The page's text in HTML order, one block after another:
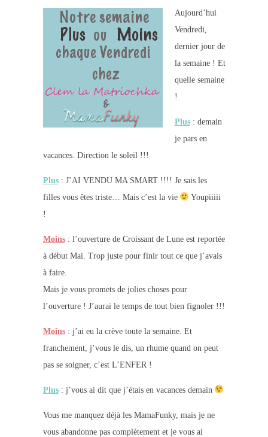
Aujourd’hui
Vendredi,
dernier jour de
la semaine ! Et
quelle semaine
!
Plus: demain
je pars en
vacances. Direction le soleil !!!
Plus: J’AI VENDU MA SMART !!!! Je sais les
filles vous êtes triste… Mais c’est la vie
Youpiiiii
!
Moins: l’ouverture de Croissant de Lune est reportée
à début Mai. Trop juste pour finir tout ce que j’avais
à faire.
Mais je vous promets de jolies choses pour
l’ouverture ! J’aurai le temps de tout bien fignoler !!!
Moins: j’ai eu la crève toute la semaine. Et
franchement, j’vous le dis, un rhume quand on peut
pas se soigner, c’est L’ENFER !
Plus: j’vous ai dit que j’étais en vacances demain
Vous me manquez déjà les MamaFunky, mais je ne
vous abandonne pas complètement et je vous ai